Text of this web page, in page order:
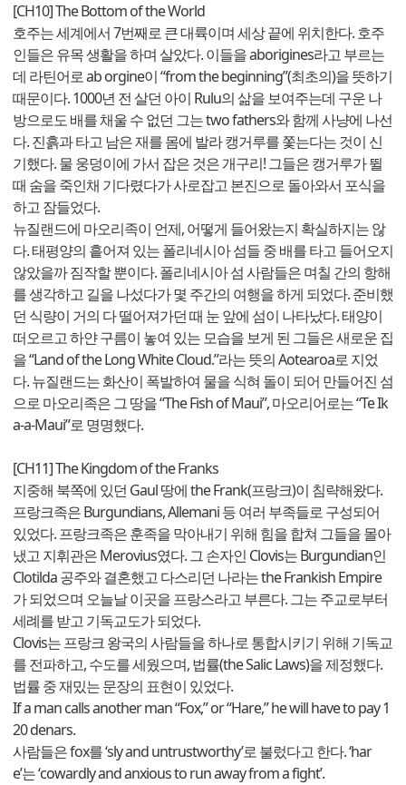
[CH10] The Bottom of the World
호주는 세계에서 7번째로 큰 대륙이며 세상 끝에 위치한다. 호주
인들은 유목 생활을 하며 살았다. 이들을 aborigines라고 부르는
데 라틴어로 ab orgine이 “from the beginning”(최초의)을 뜻하기
때문이다. 1000년 전 살던 아이 Rulu의 삶을 보여주는데 구운 나
방으로도 배를 채울 수 없던 그는 two fathers와 함께 사냥에 나선
다. 진흙과 타고 남은 재를 몸에 발라 캥거루를 쫓는다는 것이 신
기했다. 물 웅덩이에 가서 잡은 것은 개구리! 그들은 캥거루가 뛸
때 숨을 죽인채 기다렸다가 사로잡고 본진으로 돌아와서 포식을
하고 잠들었다.
뉴질랜드에 마오리족이 언제, 어떻게 들어왔는지 확실하지는 않
다. 태평양의 흩어져 있는 폴리네시아 섬들 중 배를 타고 들어오지
않았을까 짐작할 뿐이다. 폴리네시아 섬 사람들은 며칠 간의 항해
를 생각하고 길을 나섰다가 몇 주간의 여행을 하게 되었다. 준비했
던 식량이 거의 다 떨어져가던 때 눈 앞에 섬이 나타났다. 태양이
떠오르고 하얀 구름이 놓여 있는 모습을 보게 된 그들은 새로운 집
을 “Land of the Long White Cloud.”라는 뜻의 Aotearoa로 지었
다. 뉴질랜드는 화산이 폭발하여 물을 식혀 돌이 되어 만들어진 섬
으로 마오리족은 그 땅을 “The Fish of Maui”, 마오리어로는 “Te Ik
a-a-Maui”로 명명했다.
[CH11] The Kingdom of the Franks
지중해 북쪽에 있던 Gaul 땅에 the Frank(프랑크)이 침략해왔다.
프랑크족은 Burgundians, Allemani 등 여러 부족들로 구성되어
있었다. 프랑크족은 훈족을 막아내기 위해 힘을 합쳐 그들을 몰아
냈고 지휘관은 Merovius였다. 그 손자인 Clovis는 Burgundian인
Clotilda 공주와 결혼했고 다스리던 나라는 the Frankish Empire
가 되었으며 오늘날 이곳을 프랑스라고 부른다. 그는 주교로부터
세례를 받고 기독교도가 되었다.
Clovis는 프랑크 왕국의 사람들을 하나로 통합시키기 위해 기독교
를 전파하고, 수도를 세웠으며, 법률(the Salic Laws)을 제정했다.
법률 중 재밌는 문장의 표현이 있었다.
If a man calls another man “Fox,” or “Hare,” he will have to pay 1
20 denars.
사람들은 fox를 ‘sly and untrustworthy’로 불렀다고 한다. ‘har
e’는 ‘cowardly and anxious to run away from a fight’.